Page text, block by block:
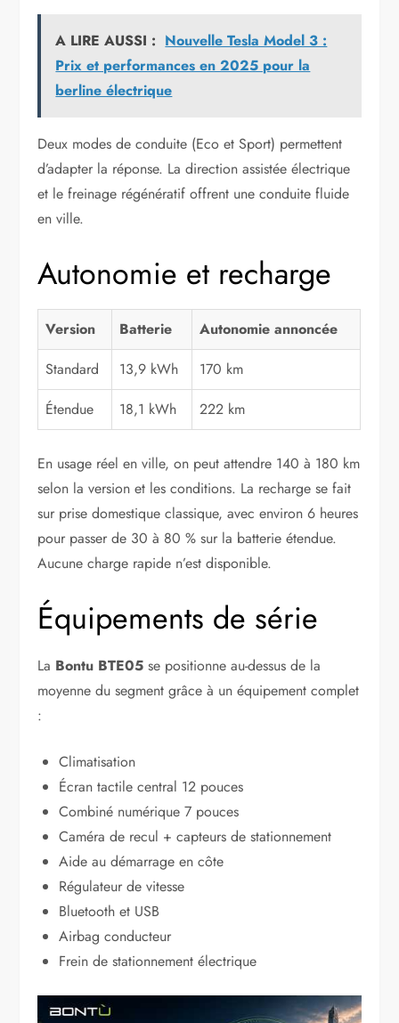
A LIRE AUSSI : Nouvelle Tesla Model 3 :
Prix et performances en 2025 pour la
berline électrique
Deux modes de conduite (Eco et Sport) permettent
d’adapter la réponse. La direction assistée électrique
et le freinage régénératif offrent une conduite fluide
en ville.
Autonomie et recharge
Version Batterie
Autonomie annoncée
Standard
13,9 kWh
170 km
Étendue
18,1 kWh 222 km
En usage réel en ville, on peut attendre 140 à 180 km
selon la version et les conditions. La recharge se fait
sur prise domestique classique, avec environ 6 heures
pour passer de 30 à 80 % sur la batterie étendue.
Aucune charge rapide n’est disponible.
Équipements de série
La Bontu BTE05 se positionne au-dessus de la
moyenne du segment grâce à un équipement complet
:
Climatisation
Écran tactile central 12 pouces
Combiné numérique 7 pouces
Caméra de recul + capteurs de stationnement
Aide au démarrage en côte
Régulateur de vitesse
Bluetooth et USB
Airbag conducteur
Frein de stationnement électrique